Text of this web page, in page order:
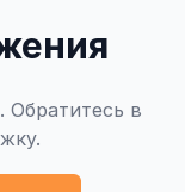
Обратитесь в